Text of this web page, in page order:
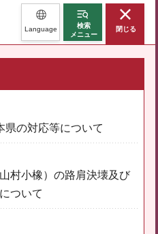
Language
検索
メニュー
閉じる
県の対応等について
村小橡）の路肩決壊及び
ついて